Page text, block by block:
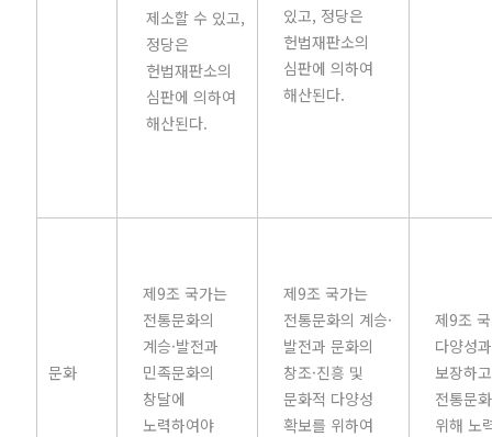
제소할 수 있고,
정당은
헌법재판소의
심판에 의하여
해산된다.
있고, 정당은
헌법재판소의
심판에 의하여
해산된다.
문화
제9조 국가는
전통문화의
계승·발전과
민족문화의
창달에
노력하여야
제9조 국가는
전통문화의 계승·
발전과 문화의
창조·진흥 및
문화적 다양성
확보를 위하여
제9조
다양성
보장하
전통문
위해 노